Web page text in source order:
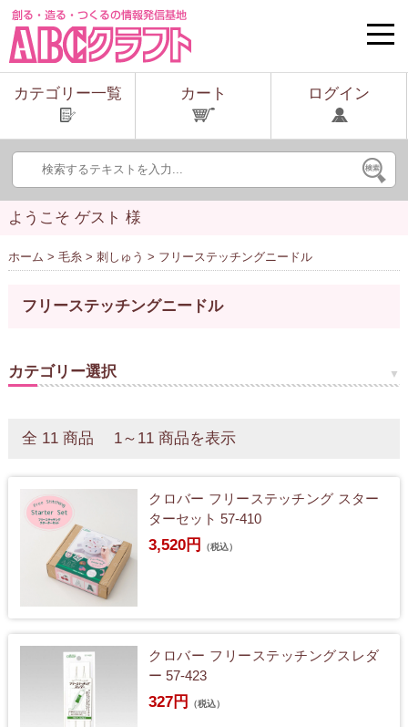
toggle
カテゴリー一覧
カート ログイン
ようこそ ゲスト 様
ホーム > 毛糸> 刺しゅう > フリーステッチングニードル
フリーステッチングニードル
カテゴリー選択
全 11 商品 1～11 商品を表示
クロバー フリーステッチング スター
ターセット 57-410
3,520円 （税込）
クロバー フリーステッチングスレダ
ー 57-423
327円 （税込）